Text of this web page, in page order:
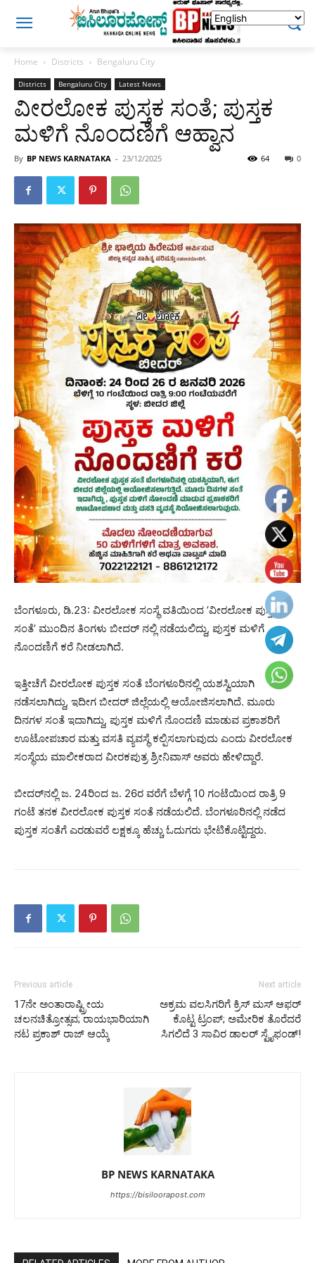
Home Districts Bengaluru City
Districts Bengaluru City Latest News
ವೀರಲೋಕ ಪುಸ್ತಕ ಸಂತೆ; ಪುಸ್ತಕ
ಮಳಿಗೆ ನೊಂದಣಿಗೆ ಆಹ್ವಾನ
By BP NEWS KARNATAKA - 23/12/2025 0
64
ಬೆಂಗಳೂರು, ಡಿ.23: ವೀರಲೋಕ ಸಂಸ್ಥೆ ವತಿಯಿಂದ ʼವೀರಲೋಕ ಪುಸ್ತಕ
ಸಂತೆʼ ಮುಂದಿನ ತಿಂಗಳು ಬೀದರ್‌ ನಲ್ಲಿ ನಡೆಯಲಿದ್ದು, ಪುಸ್ತಕ ಮಳಿಗೆ
ನೊಂದಣಿಗೆ ಕರೆ ನೀಡಲಾಗಿದೆ.
ಇತ್ತೀಚೆಗೆ ವೀರಲೋಕ ಪುಸ್ತಕ ಸಂತೆ ಬೆಂಗಳೂರಿನಲ್ಲಿ ಯಶಸ್ವಿಯಾಗಿ
ನಡೆಸಲಾಗಿದ್ದು, ಇದೀಗ ಬೀದರ್‌ ಜಿಲ್ಲೆಯಲ್ಲಿ ಆಯೋಜಿಸಲಾಗಿದೆ. ಮೂರು
ದಿನಗಳ ಸಂತೆ ಇದಾಗಿದ್ದು, ಪುಸ್ತಕ ಮಳಿಗೆ ನೊಂದಣಿ ಮಾಡುವ ಪ್ರಕಾಶರಿಗೆ
ಊಟೋಪಚಾರ ಮತ್ತು ವಸತಿ ವ್ಯವಸ್ಥೆ ಕಲ್ಪಿಸಲಾಗುವುದು ಎಂದು ವೀರಲೋಕ
ಸಂಸ್ಥೆಯ ಮಾಲೀಕರಾದ ವೀರಕಪುತ್ರ ಶ್ರೀನಿವಾಸ್‌ ಅವರು ಹೇಳಿದ್ದಾರೆ.
ಬೀದರ್‌ನಲ್ಲಿ ಜ. 24ರಿಂದ ಜ. 26ರ ವರೆಗೆ ಬೆಳಗ್ಗೆ 10 ಗಂಟೆಯಿಂದ ರಾತ್ರಿ 9
ಗಂಟೆ ತನಕ ವೀರಲೋಕ ಪುಸ್ತಕ ಸಂತೆ ನಡೆಯಲಿದೆ. ಬೆಂಗಳೂರಿನಲ್ಲಿ ನಡೆದ
ಪುಸ್ತಕ ಸಂತೆಗೆ ಎರಡುವರೆ ಲಕ್ಷಕ್ಕೂ ಹೆಚ್ಚು ಓದುಗರು ಭೇಟಿಕೊಟ್ಟಿದ್ದರು.
Previous article
17ನೇ ಅಂತಾರಾಷ್ಟ್ರೀಯ
ಚಲನಚಿತ್ರೋತ್ಸವ; ರಾಯಭಾರಿಯಾಗಿ
ನಟ ಪ್ರಕಾಶ್ ರಾಜ್ ಆಯ್ಕೆ
Next article
ಅಕ್ರಮ ವಲಸಿಗರಿಗೆ ಕ್ರಿಸ್ ಮಸ್ ಆಫರ್
ಕೊಟ್ಟ ಟ್ರಂಪ್; ಅಮೇರಿಕ ತೊರೆದರೆ
ಸಿಗಲಿದೆ 3 ಸಾವಿರ ಡಾಲರ್ ಸ್ಟೈಫಂಡ್!
BP NEWS KARNATAKA
https://bisiloorapost.com